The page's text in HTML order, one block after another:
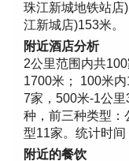
珠江新城地铁站店
江新城店)153米。
附近酒店分析
2公里范围内共
1700米； 100米
7家，500米-1公
种，前三种类型：
型11家。统计时间
附近的餐饮